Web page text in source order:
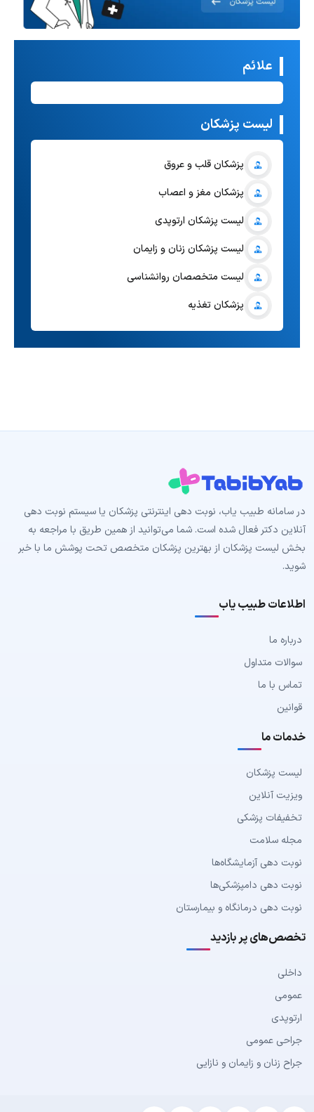
علائم
لیست پزشکان
پزشکان قلب و عروق
پزشکان مغز و اعصاب
لیست پزشکان ارتوپدی
لیست پزشکان زنان و زایمان
لیست متخصصان روانشناسی
پزشکان تغذیه
در سامانه طبیب‌ یاب، نوبت دهی اینترنتی پزشکان یا سیستم نوبت دهی
آنلاین دکتر فعال شده است. شما می‌توانید از همین طریق با مراجعه به
بخش لیست پزشکان از بهترین پزشکان متخصص تحت پوشش ما با خبر
شوید.
اطلاعات طبیب یاب
درباره ما
سوالات متداول
تماس با ما
قوانین
خدمات ما
لیست پزشکان
ویزیت آنلاین
تخفیفات پزشکی
مجله سلامت
نوبت دهی آزمایشگاه‌ها
نوبت دهی دامپزشکی‌ها
نوبت دهی درمانگاه و بیمارستان
تخصص‌های پر بازدید
داخلی
عمومی
ارتوپدی
جراحی عمومی
جراح زنان و زایمان و نازایی